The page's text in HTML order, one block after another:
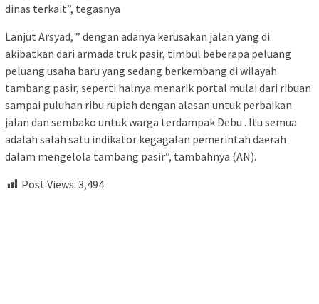
dinas terkait”, tegasnya
Lanjut Arsyad, ” dengan adanya kerusakan jalan yang di
akibatkan dari armada truk pasir, timbul beberapa peluang
peluang usaha baru yang sedang berkembang di wilayah
tambang pasir, seperti halnya menarik portal mulai dari ribuan
sampai puluhan ribu rupiah dengan alasan untuk perbaikan
jalan dan sembako untuk warga terdampak Debu . Itu semua
adalah salah satu indikator kegagalan pemerintah daerah
dalam mengelola tambang pasir”, tambahnya (AN).
Post Views: 3,494